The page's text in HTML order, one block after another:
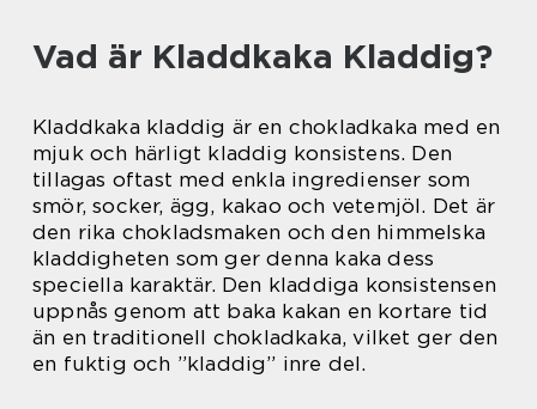
Vad är Kladdkaka Kladdig?
Kladdkaka kladdig är en chokladkaka med en
mjuk och härligt kladdig konsistens. Den
tillagas oftast med enkla ingredienser som
smör, socker, ägg, kakao och vetemjöl. Det är
den rika chokladsmaken och den himmelska
kladdigheten som ger denna kaka dess
speciella karaktär. Den kladdiga konsistensen
uppnås genom att baka kakan en kortare tid
än en traditionell chokladkaka, vilket ger den
en fuktig och ”kladdig” inre del.